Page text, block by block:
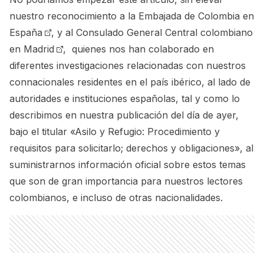
nuestro reconocimiento a la Embajada de Colombia en
España
, y al Consulado General Central colombiano
en Madrid
, quienes nos han colaborado en
diferentes investigaciones relacionadas con nuestros
connacionales residentes en el país ibérico, al lado de
autoridades e instituciones españolas, tal y como lo
describimos en nuestra publicación del día de ayer,
bajo el titular «Asilo y Refugio: Procedimiento y
requisitos para solicitarlo; derechos y obligaciones», al
suministrarnos información oficial sobre estos temas
que son de gran importancia para nuestros lectores
colombianos, e incluso de otras nacionalidades.